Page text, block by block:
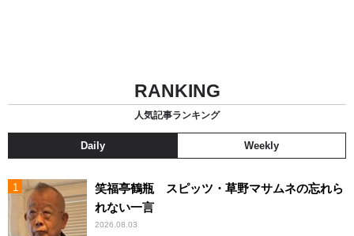
RANKING
人気記事ランキング
Daily Weekly
笑福亭鶴瓶 スピッツ・草野マサムネの忘れら
れない一言
2026.08.03